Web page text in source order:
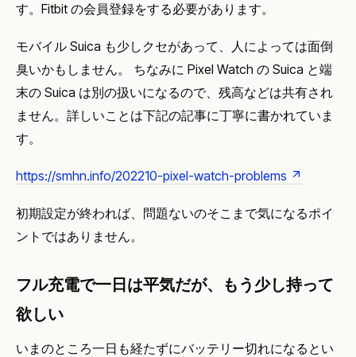
す。Fitbit の会員登録をする必要があります。
モバイル Suica も少しクセがあって、人によっては面倒
臭いかもしません。 ちなみに Pixel Watch の Suica と端
末の Suica は別の扱いになるので、残高などは共有され
ません。詳しいことは下記の記事に丁寧に書かれていま
す。
https://smhn.info/202210-pixel-watch-problems
初期設定が終われば、問題ないのそこまで気になるポイ
ントではありません。
フル充電で一日は平気だが、もう少し持って
欲しい
いまのところ一日も経たずにバッテリー切れになるとい